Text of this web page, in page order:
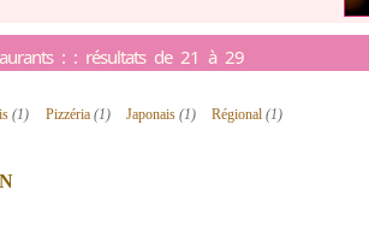
: : résultats de 21 à 29
(1) Pizzéria (1) Japonais (1) Régional(1)